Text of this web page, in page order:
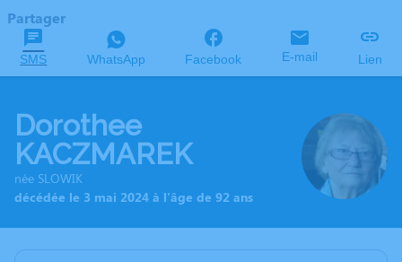
Partager
SMS WhatsApp Facebook E-mail Lien
Dorothee
KACZMAREK
née SLOWIK
décédée le 3 mai 2024 à l'âge de 92 ans